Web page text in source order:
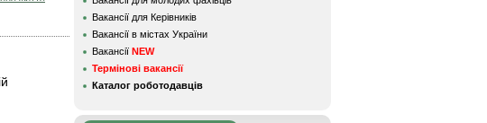
Вакансії для Керівників
Вакансії в містах України
Вакансії NEW
Термінові вакансії
Каталог роботодавців